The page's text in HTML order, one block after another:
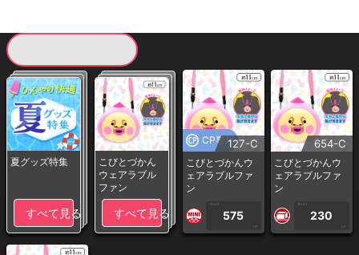
夏グッズ特集
すべて見る
こびとづかん
ウェアラブル
ファン
すべて見る
CP専用127-C
こびとづかんウ
ェアラブルファ
ン
1PLAY
575
CP
654-C
こびとづかんウ
ェアラブルファ
ン
1PLAY
230
CP